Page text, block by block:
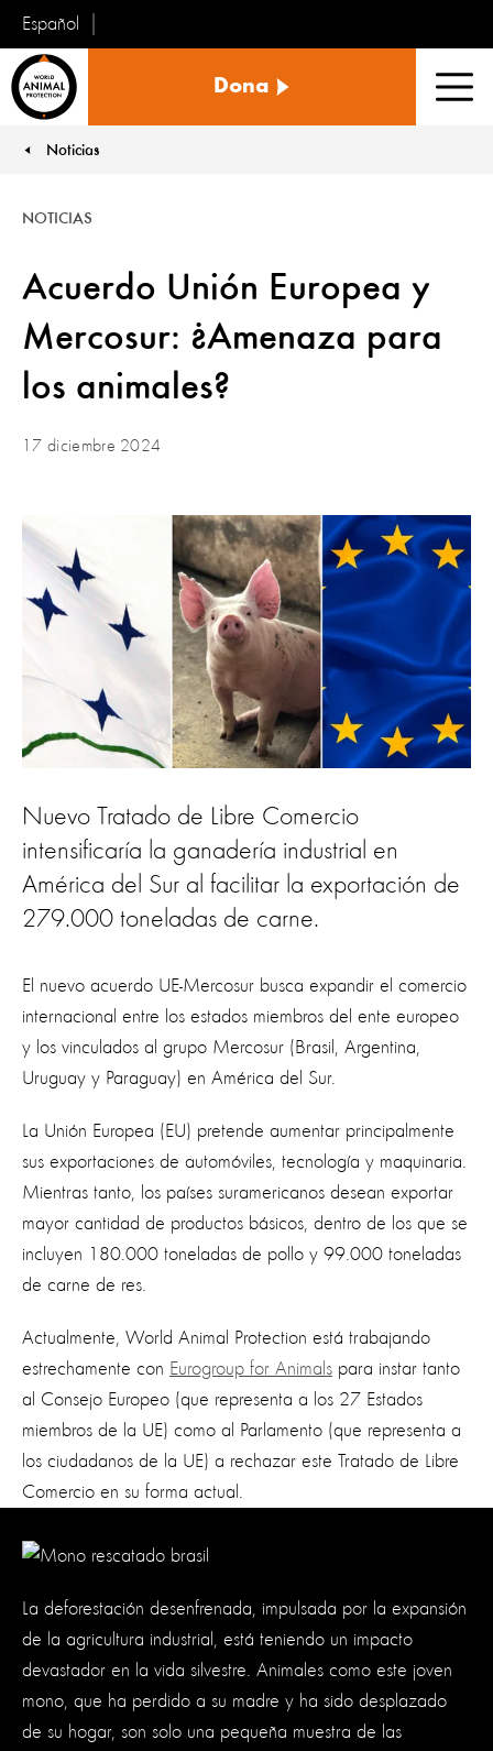
Español
Animal
Dona
Noticias
Acuerdo Unión Europea y
Mercosur: ¿Amenaza para
los animales?
NOTICIAS
17 diciembre 2024
Nuevo Tratado de Libre Comercio
intensificaría la ganadería industrial en
América del Sur al facilitar la exportación de
279.000 toneladas de carne.
El nuevo acuerdo UE-Mercosur busca expandir el comercio
internacional entre los estados miembros del ente europeo
y los vinculados al grupo Mercosur (Brasil, Argentina,
Uruguay y Paraguay) en América del Sur.
La Unión Europea (EU) pretende aumentar principalmente
sus exportaciones de automóviles, tecnología y maquinaria.
Mientras tanto, los países suramericanos desean exportar
mayor cantidad de productos básicos, dentro de los que se
incluyen 180.000 toneladas de pollo y 99.000 toneladas
de carne de res.
Actualmente, World Animal Protection está trabajando
estrechamente con Eurogroup for Animals para instar tanto
al Consejo Europeo (que representa a los 27 Estados
miembros de la UE) como al Parlamento (que representa a
los ciudadanos de la UE) a rechazar este Tratado de Libre
Comercio en su forma actual.
La deforestación desenfrenada, impulsada por la expansión
de la agricultura industrial, está teniendo un impacto
devastador en la vida silvestre. Animales como este joven
mono, que ha perdido a su madre y ha sido desplazado
de su hogar, son solo una pequeña muestra de las